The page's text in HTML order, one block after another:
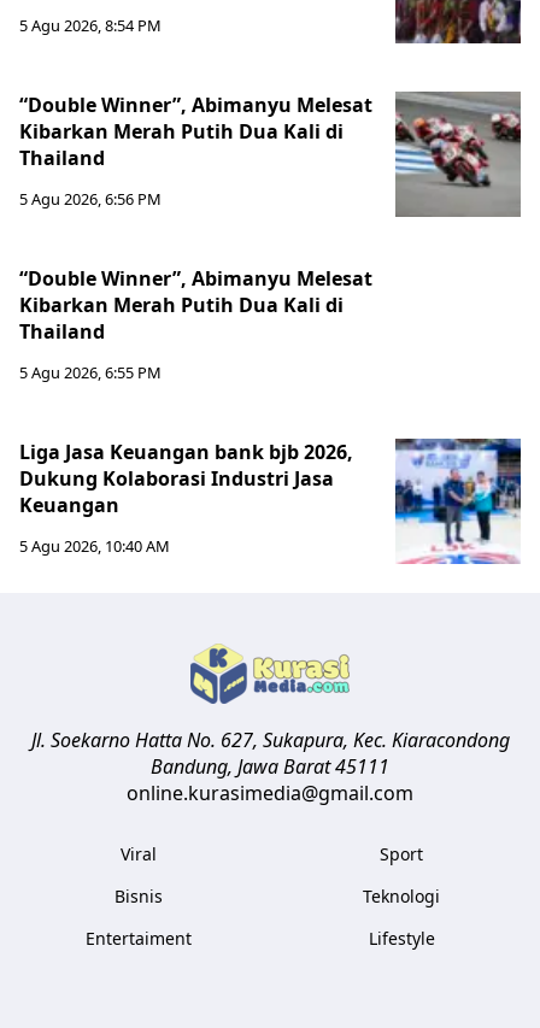
5 Agu 2026, 8:54 PM
“Double Winner”, Abimanyu Melesat
Kibarkan Merah Putih Dua Kali di
Thailand
5 Agu 2026, 6:56 PM
“Double Winner”, Abimanyu Melesat
Kibarkan Merah Putih Dua Kali di
Thailand
5 Agu 2026, 6:55 PM
Liga Jasa Keuangan bank bjb 2026,
Dukung Kolaborasi Industri Jasa
Keuangan
5 Agu 2026, 10:40 AM
Jl. Soekarno Hatta No. 627, Sukapura, Kec. Kiaracondong
Bandung, Jawa Barat45111
online.kurasimedia@gmail.com
Viral
Bisnis
Entertaiment
Sport
Teknologi
Lifestyle